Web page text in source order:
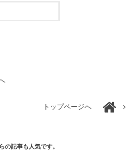
トップページへ
の記事も人気です。